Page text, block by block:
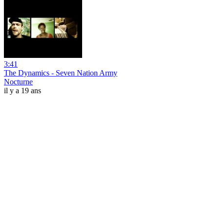
3:41
The Dynamics - Seven Nation Army
Nocturne
il y a 19 ans